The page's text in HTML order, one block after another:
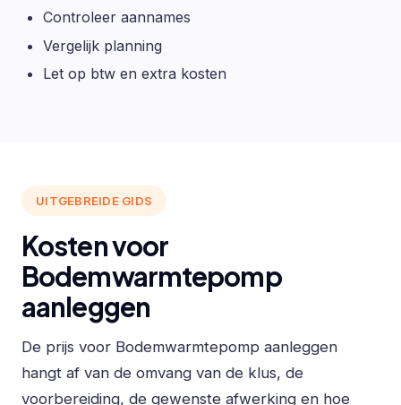
Controleer aannames
Vergelijk planning
Let op btw en extra kosten
UITGEBREIDE GIDS
Kosten voor
Bodemwarmtepomp
aanleggen
De prijs voor Bodemwarmtepomp aanleggen
hangt af van de omvang van de klus, de
voorbereiding, de gewenste afwerking en hoe